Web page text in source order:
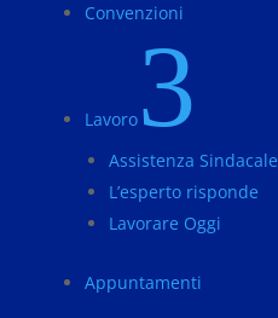
Convenzioni
Lavoro 3
Assistenza Sindacale
L’esperto risponde
Lavorare Oggi
Appuntamenti